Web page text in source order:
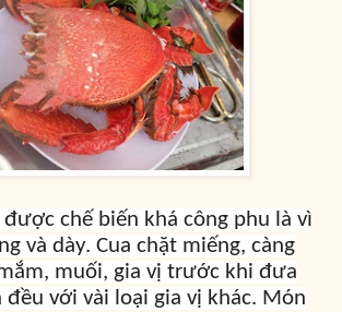
chế biến khá công phu là vì
và dày. Cua chặt miếng, càng
muối, gia vị trước khi đưa
đều với vài loại gia vị khác. Món